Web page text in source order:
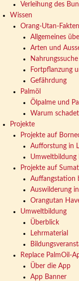
Verleihung des
Wissen
Orang-Utan-Fakten
Allgemeines
Arten und
Fortpflanzung
Gefährdung
Palmöl
Ölpalme und
Warum
Projekte
Projekte auf
Aufforstung in
Umweltbildung
Projekte auf
Auffangstation
Auswilderung
Orangutan
Umweltbildung
Überblick
Lehrmaterial
Replace PalmOil-
Über die App
App Banner